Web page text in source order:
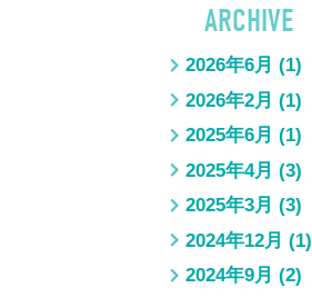
ARCHIVE
2026年6月 (1)
2026年2月 (1)
2025年6月 (1)
2025年4月 (3)
2025年3月 (3)
2024年12月 (1)
2024年9月 (2)